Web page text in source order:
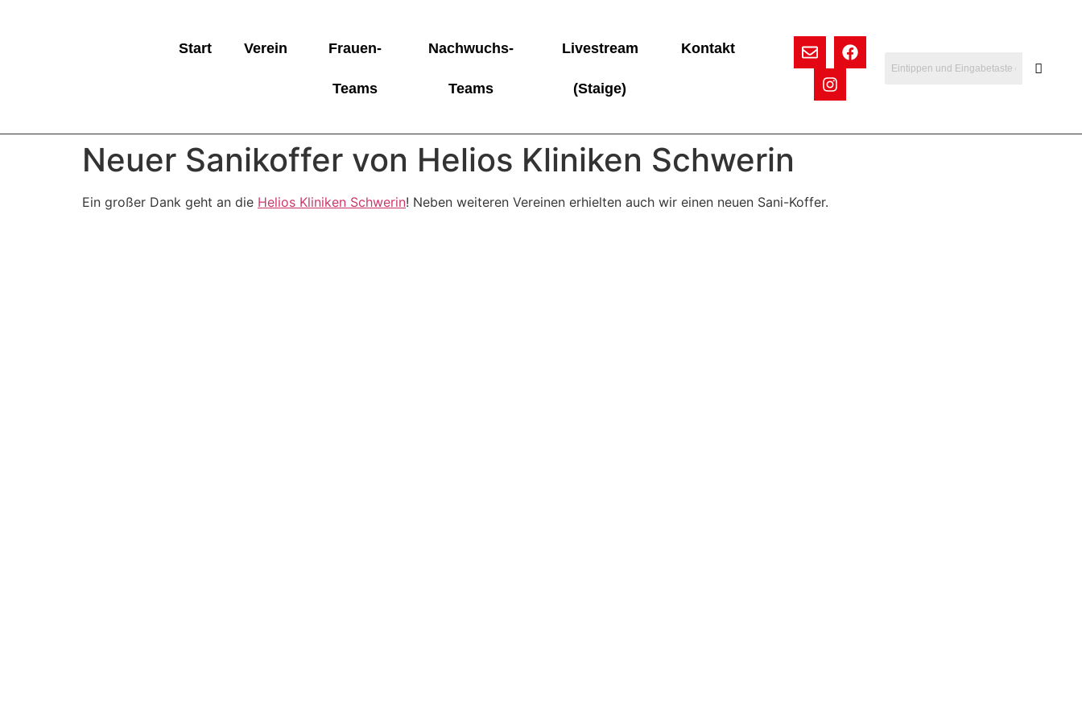
Start Verein Frauen-
Teams
Nachwuchs-
Teams
Livestream
(Staige)
Kontakt
Neuer Sanikoffer von Helios Kliniken Schwerin
Ein großer Dank geht an die Helios Kliniken Schwerin! Neben weiteren Vereinen erhielten auch wir einen neuen Sani-Koffer.